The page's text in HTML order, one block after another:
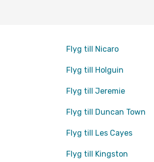
Flyg till Nicaro
Flyg till Holguin
Flyg till Jeremie
Flyg till Duncan Town
Flyg till Les Cayes
Flyg till Kingston